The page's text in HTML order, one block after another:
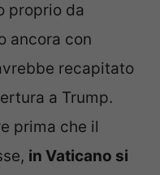
proprio da
ancora con
recapitato
a Trump.
prima che il
in Vaticano si